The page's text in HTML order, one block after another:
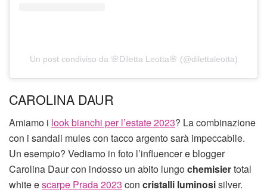
Un post condiviso da 🌸Diletta Leotta🌸 (@dilettaleotta)
CAROLINA DAUR
Amiamo i look bianchi per l’estate 2023? La combinazione
con i sandali mules con tacco argento sarà impeccabile.
Un esempio? Vediamo in foto l’influencer e blogger
Carolina Daur con indosso un abito lungochemisiertotal
white escarpe Prada 2023 con cristalli luminosisilver.